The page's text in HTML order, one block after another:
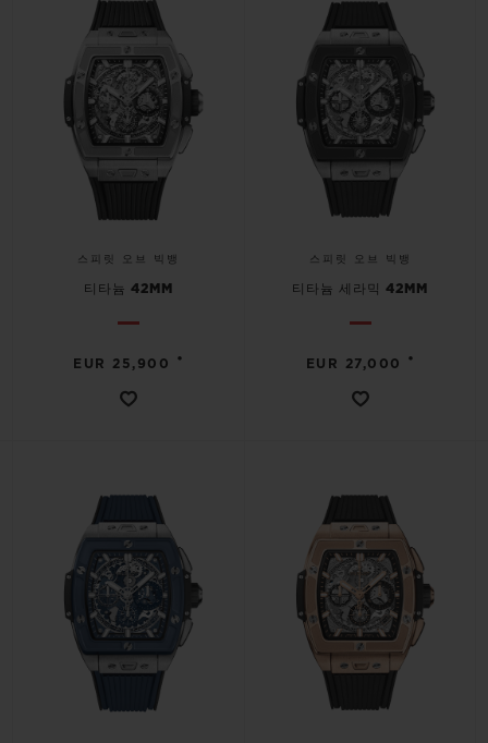
스피릿 오브 빅뱅
티타늄 42MM
EUR 25,900 •
스피릿 오브 빅뱅
티타늄 세라믹 42MM
EUR 27,000 •